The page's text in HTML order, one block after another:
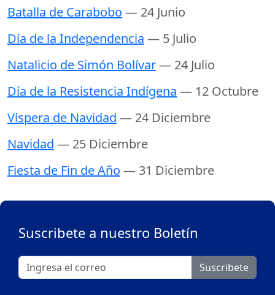
Batalla de Carabobo — 24 Junio
Día de la Independencia — 5 Julio
Natalicio de Simón Bolívar— 24 Julio
Día de la Resistencia Indígena — 12 Octubre
Víspera de Navidad — 24 Diciembre
Navidad — 25 Diciembre
Fiesta de Fin de Año — 31 Diciembre
Suscribete a nuestro Boletín
Suscribete